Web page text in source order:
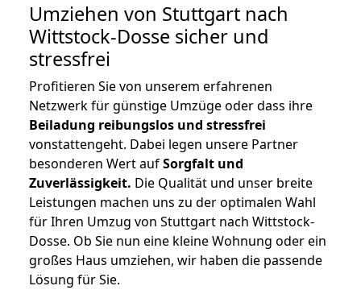
Umziehen von Stuttgart nach
Wittstock-Dosse sicher und
stressfrei
Profitieren Sie von unserem erfahrenen
Netzwerk für günstige Umzüge oder dass ihre
Beiladung reibungslos und stressfrei
vonstattengeht. Dabei legen unsere Partner
besonderen Wert aufSorgfalt und
Zuverlässigkeit. Die Qualität und unser breite
Leistungen machen uns zu der optimalen Wahl
für Ihren Umzug von Stuttgart nach Wittstock-
Dosse. Ob Sie nun eine kleine Wohnung oder ein
großes Haus umziehen, wir haben die passende
Lösung für Sie.